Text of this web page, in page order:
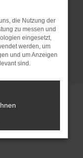
die
die Nutzung der
zu messen und
eingesetzt,
werden, um
und um Anzeigen
sind.